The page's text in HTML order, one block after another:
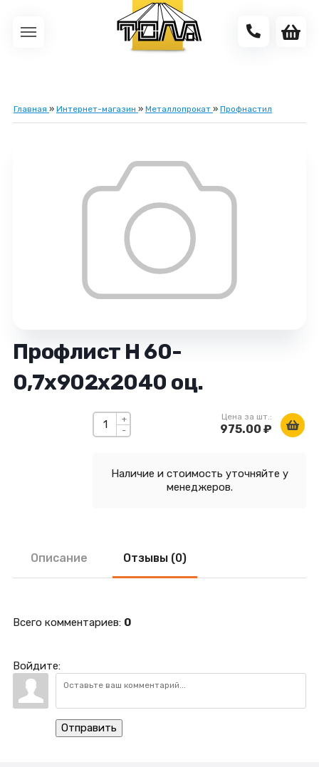
Главная » Интернет-магазин » Металлопрокат » Профнастил
Профлист Н 60-
0,7х902х2040 оц.
-
+ Цена за шт.:
975.00 ₽
Наличие и стоимость уточняйте у
менеджеров.
Описание Отзывы (0)
Всего комментариев: 0
Войдите:
Отправить